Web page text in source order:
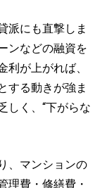
派にも直撃しま
ンなどの融資を
が上がれば、
する動きが強ま
しく、“下がらな
、マンションの
理費・修繕費・